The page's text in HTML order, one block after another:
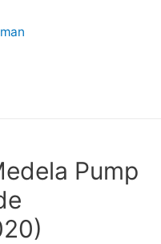
Pump